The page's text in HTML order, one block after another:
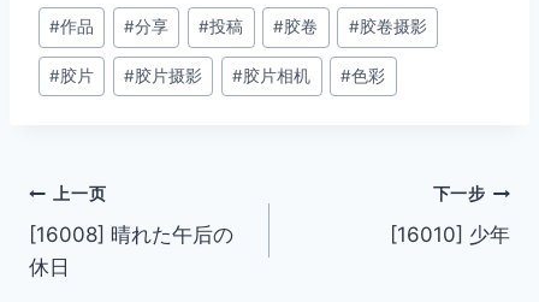
文
章
标
#作品 #分享 #投稿 #胶卷 #胶卷摄影
#胶片 #胶片摄影 #胶片相机 #色彩
文
章
上一页
[16008] 晴れた午后の
休日
下一步
[16010] 少年